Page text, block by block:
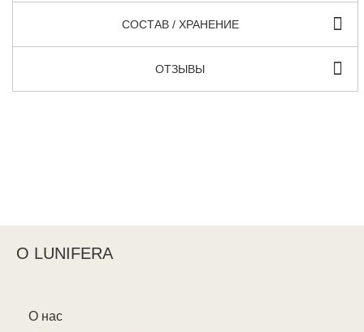
СОСТАВ / ХРАНЕНИЕ
ОТЗЫВЫ
О LUNIFERA
О нас